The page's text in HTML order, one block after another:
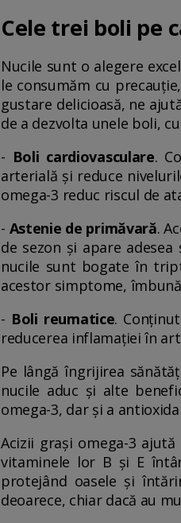
Cele trei boli pe
Nucile sunt o alegere
le consumăm cu
gustare delicioasă, ne
de a dezvolta unele boli,
- Boli cardiovasculare.
arterială și reduce
omega-3 reduc riscul de
- Astenie de primăvară.
de sezon și apare
nucile sunt bogate în
acestor simptome,
- Boli reumatice.
reducerea inflamației în
Pe lângă îngrijirea
nucile aduc și alte
omega-3, dar și a
Acizii grași omega-3
vitaminele lor B și E
protejând oasele și
deoarece, chiar dacă au